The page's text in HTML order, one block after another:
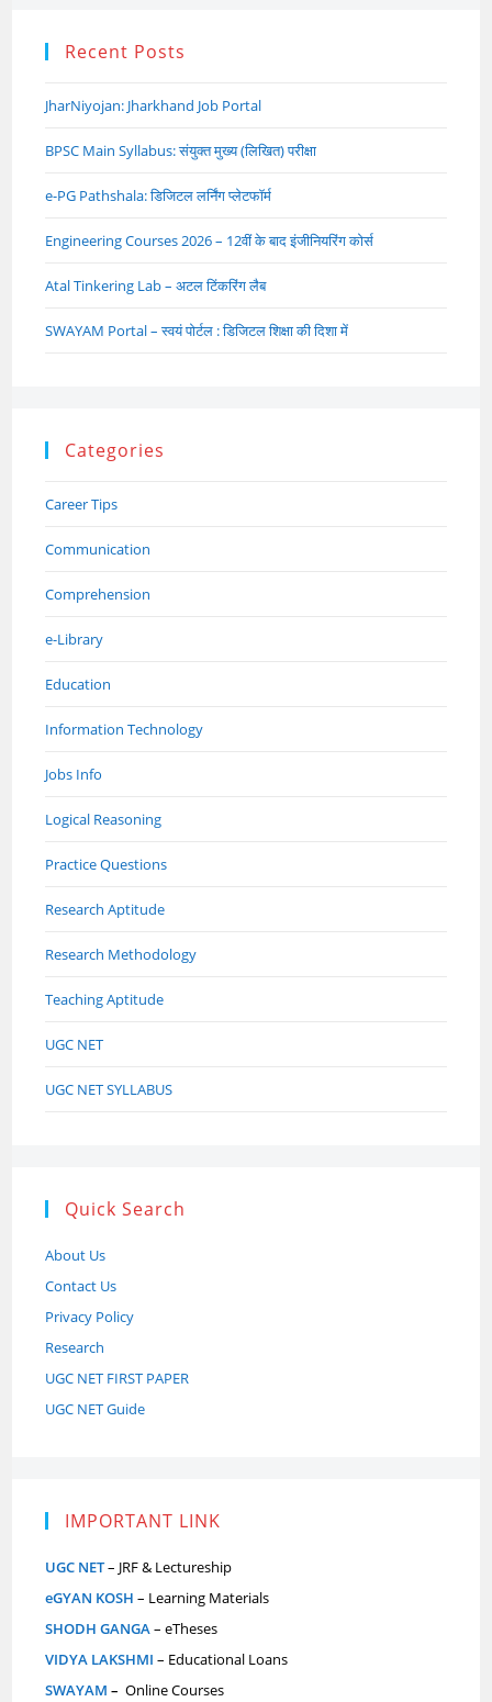
Recent Posts
JharNiyojan: Jharkhand Job Portal
BPSC Main Syllabus: संयुक्त मुख्य (लिखित) परीक्षा
e-PG Pathshala: डिजिटल लर्निंग प्लेटफॉर्म
Engineering Courses 2026 – 12वीं के बाद इंजीनियरिंग कोर्स
Atal Tinkering Lab – अटल टिंकरिंग लैब
SWAYAM Portal – स्वयं पोर्टल : डिजिटल शिक्षा की दिशा में
Categories
Career Tips
Communication
Comprehension
e-Library
Education
Information Technology
Jobs Info
Logical Reasoning
Practice Questions
Research Aptitude
Research Methodology
Teaching Aptitude
UGC NET
UGC NET SYLLABUS
Quick Search
About Us
Contact Us
Privacy Policy
Research
UGC NET FIRST PAPER
UGC NET Guide
IMPORTANT LINK
UGC NET– JRF & Lectureship
eGYAN KOSH – Learning Materials
SHODH GANGA– eTheses
VIDYA LAKSHMI – Educational Loans
SWAYAM – Online Courses